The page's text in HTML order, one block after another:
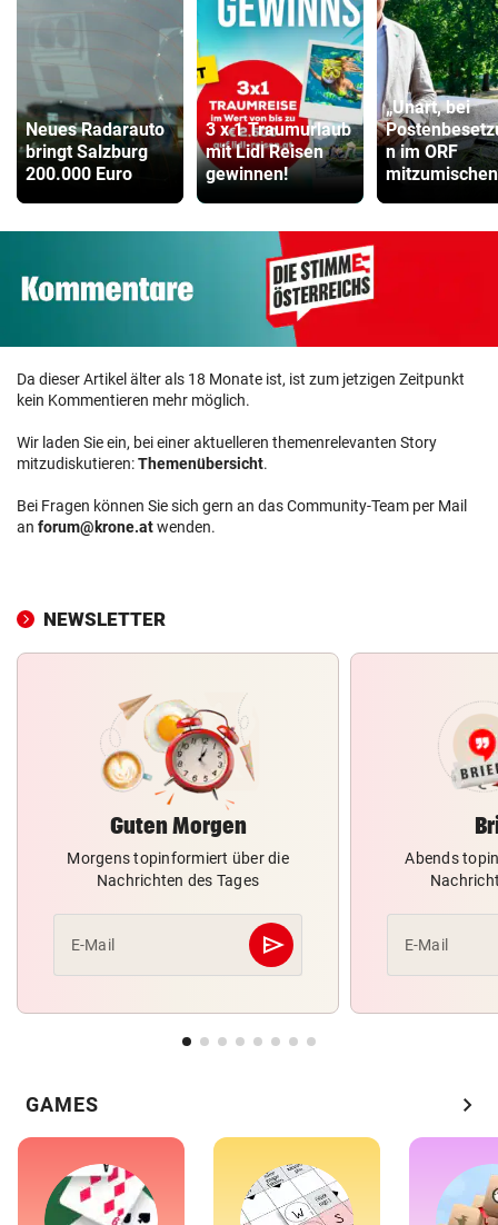
Neues Radarauto
bringt Salzburg
200.000 Euro
3 x 1 Traumurlaub
mit Lidl Reisen
gewinnen!
„Unart, bei
n im ORF
Da dieser Artikel älter als 18 Monate ist, ist zum jetzigen Zeitpunkt
kein Kommentieren mehr möglich.
Wir laden Sie ein, bei einer aktuelleren themenrelevanten Story
mitzudiskutieren:Themenübersicht.
Bei Fragen können Sie sich gern an das Community-Team per Mail
an forum@krone.atwenden.
NEWSLETTER
Guten Morgen
Morgens topinformiert über die
Nachrichten des Tages
E-Mail send
Abschicken
Abends
E-Mail
GAMES chevron_right